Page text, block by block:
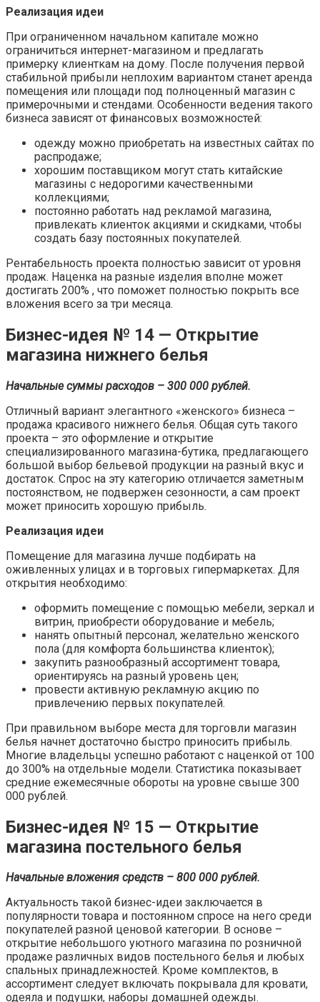
Реализация идеи
При ограниченном начальном капитале можно
ограничиться интернет-магазином и предлагать
примерку клиенткам на дому. После получения первой
стабильной прибыли неплохим вариантом станет аренда
помещения или площади под полноценный магазин с
примерочными и стендами. Особенности ведения такого
бизнеса зависят от финансовых возможностей:
одежду можно приобретать на известных сайтах по
распродаже;
хорошим поставщиком могут стать китайские
магазины с недорогими качественными
коллекциями;
постоянно работать над рекламой магазина,
привлекать клиенток акциями и скидками, чтобы
создать базу постоянных покупателей.
Рентабельность проекта полностью зависит от уровня
продаж. Наценка на разные изделия вполне может
достигать 200% , что поможет полностью покрыть все
вложения всего за три месяца.
Бизнес-идея № 14 — Открытие
магазина нижнего белья
Начальные суммы расходов – 300 000 рублей.
Отличный вариант элегантного «женского» бизнеса –
продажа красивого нижнего белья. Общая суть такого
проекта – это оформление и открытие
специализированного магазина-бутика, предлагающего
большой выбор бельевой продукции на разный вкус и
достаток. Спрос на эту категорию отличается заметным
постоянством, не подвержен сезонности, а сам проект
может приносить хорошую прибыль.
Реализация идеи
Помещение для магазина лучше подбирать на
оживленных улицах и в торговых гипермаркетах. Для
открытия необходимо:
оформить помещение с помощью мебели, зеркал и
витрин, приобрести оборудование и мебель;
нанять опытный персонал, желательно женского
пола (для комфорта большинства клиенток);
закупить разнообразный ассортимент товара,
ориентируясь на разный уровень цен;
провести активную рекламную акцию по
привлечению первых покупателей.
При правильном выборе места для торговли магазин
белья начнет достаточно быстро приносить прибыль.
Многие владельцы успешно работают с наценкой от 100
до 300% на отдельные модели. Статистика показывает
средние ежемесячные обороты на уровне свыше 300
000 рублей.
Бизнес-идея № 15 — Открытие
магазина постельного белья
Начальные вложения средств – 800 000 рублей.
Актуальность такой бизнес-идеи заключается в
популярности товара и постоянном спросе на него среди
покупателей разной ценовой категории. В основе –
открытие небольшого уютного магазина по розничной
продаже различных видов постельного белья и любых
спальных принадлежностей. Кроме комплектов, в
ассортимент следует включать покрывала для кровати,
одеяла и подушки, наборы домашней одежды.